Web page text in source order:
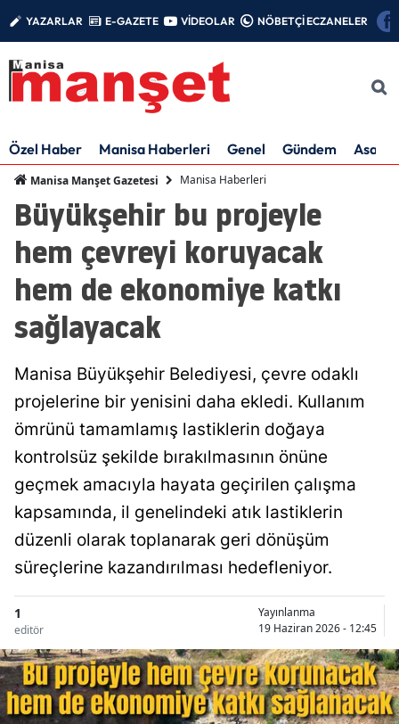
YAZARLAR E-GAZETE VİDEOLAR NÖBETÇİ ECZANELER
Özel Haber Manisa Haberleri Genel Gündem Asayiş
Manisa Manşet Gazetesi Manisa Haberleri
Büyükşehir bu projeyle
hem çevreyi koruyacak
hem de ekonomiye katkı
sağlayacak
Manisa Büyükşehir Belediyesi, çevre odaklı
projelerine bir yenisini daha ekledi. Kullanım
ömrünü tamamlamış lastiklerin doğaya
kontrolsüz şekilde bırakılmasının önüne
geçmek amacıyla hayata geçirilen çalışma
kapsamında, il genelindeki atık lastiklerin
düzenli olarak toplanarak geri dönüşüm
süreçlerine kazandırılması hedefleniyor.
1
editör
Yayınlanma
19 Haziran 2026 - 12:45